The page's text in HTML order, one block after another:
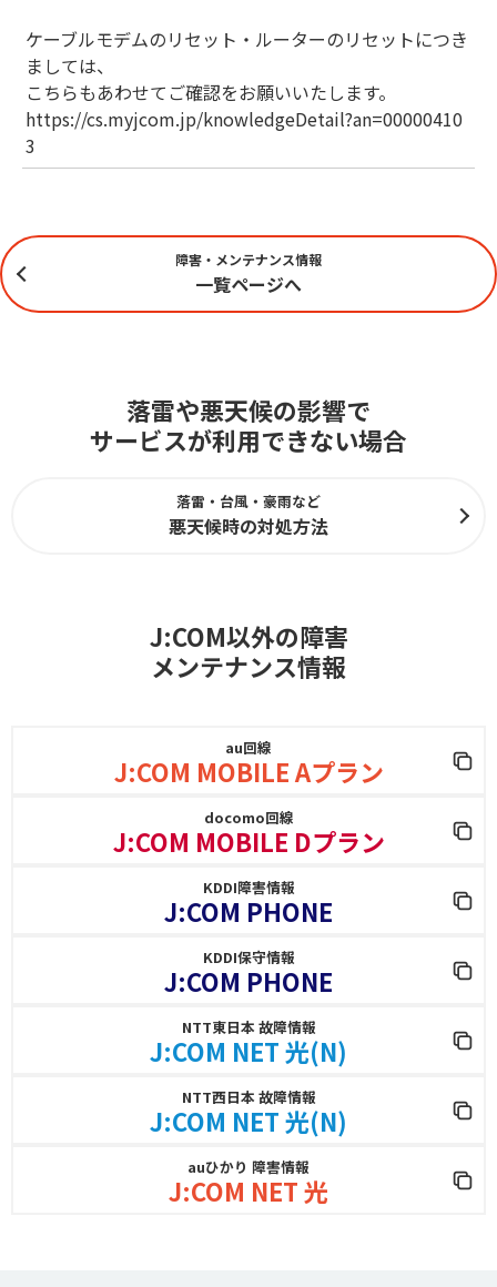
ケーブルモデムのリセット・ルーターのリセットにつき
ましては、
こちらもあわせてご確認をお願いいたします。
https://cs.myjcom.jp/knowledgeDetail?an=00000410
3
障害・メンテナンス情報
一覧ページへ
落雷や悪天候の影響で
サービスが利用できない場合
落雷・台風・豪雨など
悪天候時の対処方法
J:COM以外の障害
メンテナンス情報
au回線
J:COM MOBILE Aプラン
docomo回線
J:COM MOBILE Dプラン
KDDI障害情報
J:COM PHONE
KDDI保守情報
J:COM PHONE
NTT東日本 故障情報
J:COM NET 光(N)
NTT西日本 故障情報
J:COM NET 光(N)
auひかり 障害情報
J:COM NET 光